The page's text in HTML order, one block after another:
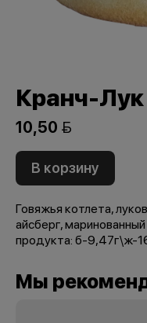
Кранч-Лук
10,50 
В корзину
Говяжья котлета,
айсберг,
продукта: б-9,47г\ж-
Мы